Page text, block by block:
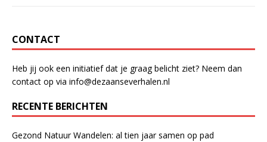
CONTACT
Heb jij ook een initiatief dat je graag belicht ziet? Neem dan
contact op via info@dezaanseverhalen.nl
RECENTE BERICHTEN
Gezond Natuur Wandelen: al tien jaar samen op pad